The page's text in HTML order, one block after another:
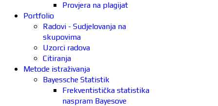
Provjera na plagijat
Portfolio
Radovi - Sudjelovanja na
skupovima
Uzorci radova
Citiranja
Metode istraživanja
Bayessche Statistik
Frekventistička statistika
naspram Bayesove